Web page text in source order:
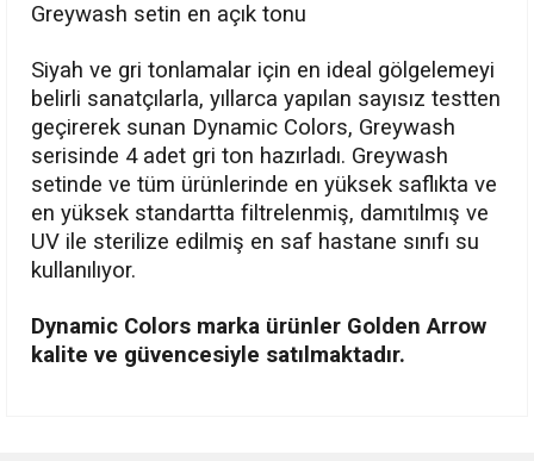
Greywash setin en açık tonu
Siyah ve gri tonlamalar için en ideal gölgelemeyi
belirli sanatçılarla, yıllarca yapılan sayısız testten
geçirerek sunan Dynamic Colors, Greywash
serisinde 4 adet gri ton hazırladı. Greywash
setinde ve tüm ürünlerinde en yüksek saflıkta ve
en yüksek standartta filtrelenmiş, damıtılmış ve
UV ile sterilize edilmiş en saf hastane sınıfı su
kullanılıyor.
Dynamic Colors marka ürünler Golden Arrow
kalite ve güvencesiyle satılmaktadır.